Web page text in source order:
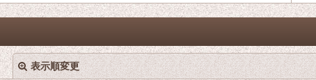
表示順変更